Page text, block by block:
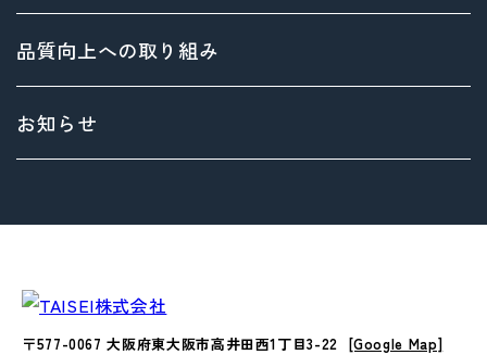
> 沿革
> 方針
> 拠点情報
サステナビリティ基本方針
Environment（環境）への取り組み
Social（社会）への取り組み
品質向上への取り組み
お知らせ
〒577-0067 大阪府東大阪市高井田西1丁目3-22 [Google Map]